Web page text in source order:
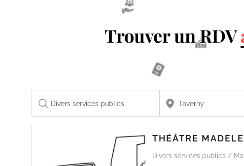
Trouver un RDV
THÉÂTRE
Divers services publics /